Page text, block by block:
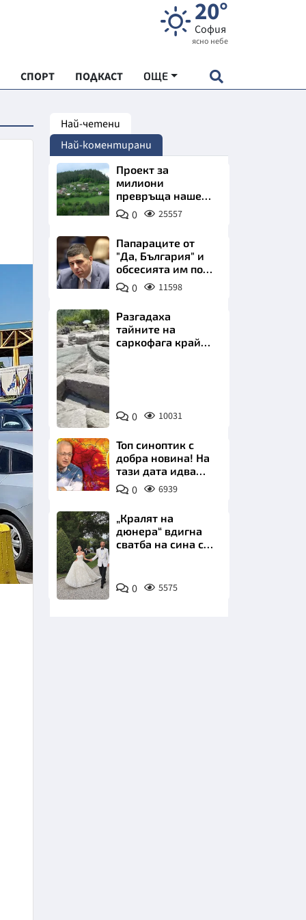
20°
София
ясно небе
СПОРТ ПОДКАСТ ОЩЕ
"ЧУДЕСАТА НА БЪЛГАРИЯ"
ХРАНА
Най-четени
Най-коментирани
Проект за
милиони
превръща наше
село в магнит за
туристи
0 25557
Папараците от
"Да, България" и
обсесията им по
Пеевски
0 11598
Снимка:
Bulgaria
ON
AIR
Разгадаха
тайните на
саркофага край
0 10031
Топ синоптик с
добра новина! На
тази дата идва
захлаждането
0 6939
Снимка:
Инстаграм
„Кралят на
дюнера“ вдигна
сватба на сина си
Комо
0 5575